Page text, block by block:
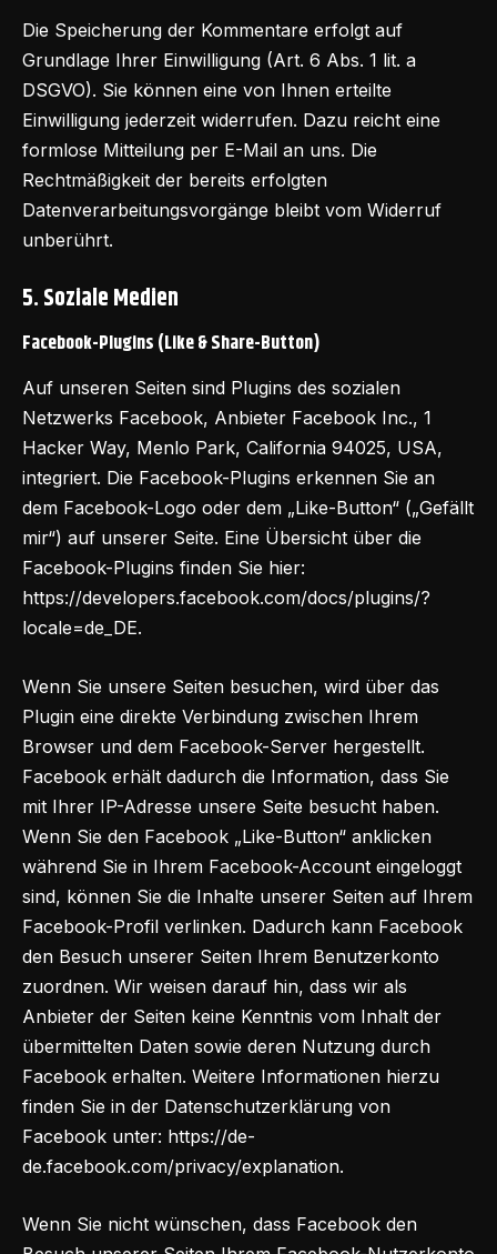
Die Speicherung der Kommentare erfolgt auf
Grundlage Ihrer Einwilligung (Art. 6 Abs. 1 lit. a
DSGVO). Sie können eine von Ihnen erteilte
Einwilligung jederzeit widerrufen. Dazu reicht eine
formlose Mitteilung per E-Mail an uns. Die
Rechtmäßigkeit der bereits erfolgten
Datenverarbeitungsvorgänge bleibt vom Widerruf
unberührt.
5. Soziale Medien
Facebook-Plugins (Like & Share-Button)
Auf unseren Seiten sind Plugins des sozialen
Netzwerks Facebook, Anbieter Facebook Inc., 1
Hacker Way, Menlo Park, California 94025, USA,
integriert. Die Facebook-Plugins erkennen Sie an
dem Facebook-Logo oder dem „Like-Button“ („Gefällt
mir“) auf unserer Seite. Eine Übersicht über die
Facebook-Plugins finden Sie hier:
https://developers.facebook.com/docs/plugins/?
locale=de_DE.
Wenn Sie unsere Seiten besuchen, wird über das
Plugin eine direkte Verbindung zwischen Ihrem
Browser und dem Facebook-Server hergestellt.
Facebook erhält dadurch die Information, dass Sie
mit Ihrer IP-Adresse unsere Seite besucht haben.
Wenn Sie den Facebook „Like-Button“ anklicken
während Sie in Ihrem Facebook-Account eingeloggt
sind, können Sie die Inhalte unserer Seiten auf Ihrem
Facebook-Profil verlinken. Dadurch kann Facebook
den Besuch unserer Seiten Ihrem Benutzerkonto
zuordnen. Wir weisen darauf hin, dass wir als
Anbieter der Seiten keine Kenntnis vom Inhalt der
übermittelten Daten sowie deren Nutzung durch
Facebook erhalten. Weitere Informationen hierzu
finden Sie in der Datenschutzerklärung von
Facebook unter: https://de-
de.facebook.com/privacy/explanation.
Wenn Sie nicht wünschen, dass Facebook den